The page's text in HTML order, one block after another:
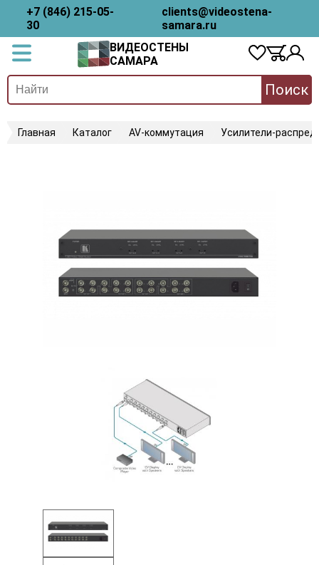
+7 (846) 215-05-
30
clients@videostena-
samara.ru
ВИДЕОСТЕНЫ
САМАРА
Поиск
Главная Каталог AV-коммутация Усилители-